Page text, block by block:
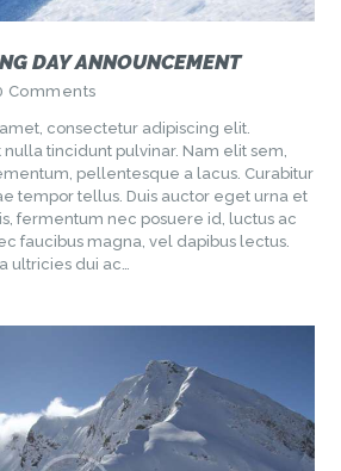
DAY ANNOUNCEMENT
Comments
consectetur adipiscing elit.
tincidunt pulvinar. Nam elit sem,
pellentesque a lacus. Curabitur
tempor tellus. Duis auctor eget urna et
fermentum nec posuere id, luctus ac
faucibus magna, vel dapibus lectus.
ultricies dui ac…